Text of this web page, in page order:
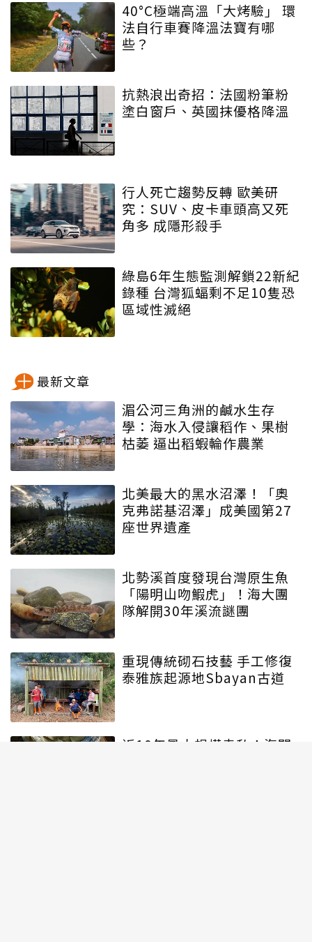
40°C極端高溫「大烤驗」 環
法自行車賽降溫法寶有哪
些？
抗熱浪出奇招：法國粉筆粉
塗白窗戶、英國抹優格降溫
行人死亡趨勢反轉 歐美研
究：SUV、皮卡車頭高又死
角多 成隱形殺手
綠島6年生態監測解鎖22新紀
錄種 台灣狐蝠剩不足10隻恐
區域性滅絕
最新文章
湄公河三角洲的鹹水生存
學：海水入侵讓稻作、果樹
枯萎 逼出稻蝦輪作農業
北美最大的黑水沼澤！「奧
克弗諾基沼澤」成美國第27
座世界遺產
北勢溪首度發現台灣原生魚
「陽明山吻鰕虎」！海大團
隊解開30年溪流謎團
重現傳統砌石技藝 手工修復
泰雅族起源地Sbayan古道
近10年最大規模走私！海關